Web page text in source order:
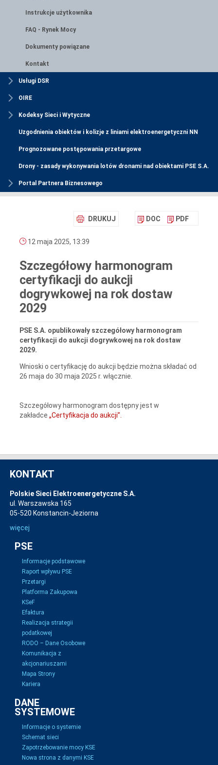
Instrukcje użytkownika
FAQ - Rynek Mocy
Dokumenty powiązane
Kontakt
Usługi DSR
OIRE
Kodeksy Sieci i Wytyczne
Uzgodnienia obiektów i kolizje z liniami elektroenergetyczni NN
Prognozowane postępowania przetargowe
Drony - zasady wykonywania lotów dronami nad obiektami PSE S.A.
Portal Partnera Biznesowego
DRUKUJ DOC PDF
12 maja 2025, 13:39
Szczegółowy harmonogram
certyfikacji do aukcji
dogrywkowej na rok dostaw
2029
PSE S.A. opublikowały szczegółowy harmonogram
certyfikacji do aukcji dogrywkowej na rok dostaw
2029.
Wnioski o certyfikację do aukcji będzie można składać od
26 maja do 30 maja 2025 r. włącznie.
Szczegółowy harmonogram dostępny jest w
zakładce „Certyfikacja do aukcji”.
KONTAKT
Polskie Sieci Elektroenergetyczne S.A.
ul. Warszawska 165
05-520 Konstancin-Jeziorna
więcej
PSE
Informacje podstawowe
Raport wpływu PSE
Przetargi
Platforma Zakupowa
KSeF
Efaktura
Realizacja strategii
podatkowej
RODO – Dane Osobowe
Komunikacja z
akcjonariuszami
Mapa Strony
Kariera
DANE
SYSTEMOWE
Informacje o systemie
Schemat sieci
Zapotrzebowanie mocy KSE
Nowa strona z danymi KSE